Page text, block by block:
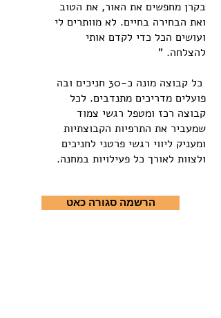
בקרן מחפשים את האור, את הטוב
ואת הבחירה בחיים. לא מוותרים לי
ועושים הכל כדי לקדם אותי
להצלחה. "
כל קבוצה מונה כ-30 חניכים ובה
פועלים מדריכים מתנדבים. לכל
קבוצה רכז ומטפל רגשי צמוד
שמעביר את התרפיות הקבוצתיות
ומעניק ליווי רגשי פרטני לחניכים
ולצוות לאורך כל פעילויות במחנה.
הרשמה סגורה כאט